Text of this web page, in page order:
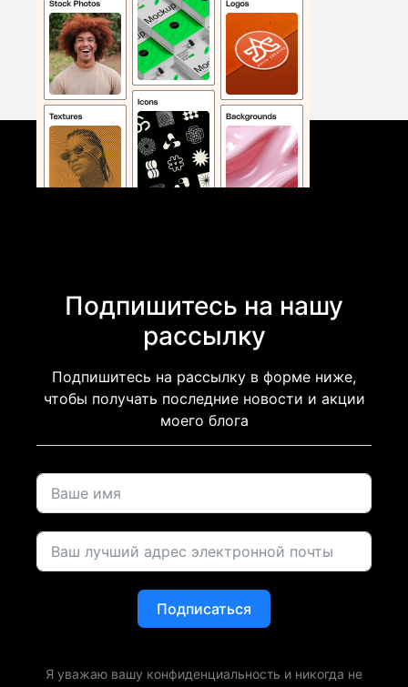
Подпишитесь на нашу
рассылку
Подпишитесь на рассылку в форме ниже,
чтобы получать последние новости и акции
моего блога
Подписаться
Я уважаю вашу конфиденциальность и никогда не